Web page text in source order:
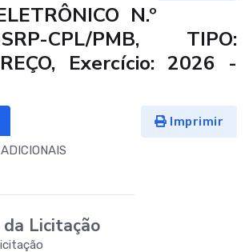
N.º
CPL/PMB, TIPO:
Exercício: 2026 -
Imprimir
Licitação